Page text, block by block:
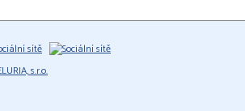
s.r.o.